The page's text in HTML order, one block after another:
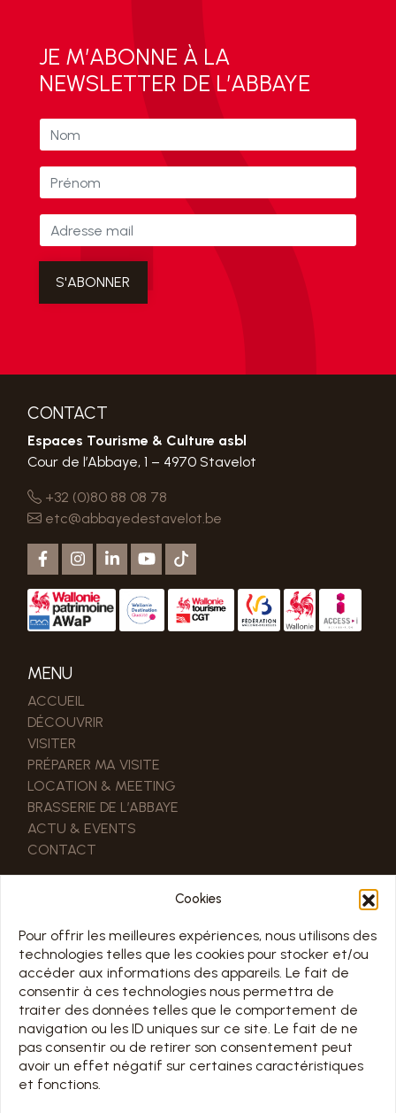
Cookies
Pour offrir les meilleures expériences, nous utilisons des
technologies telles que les cookies pour stocker et/ou
accéder aux informations des appareils. Le fait de
consentir à ces technologies nous permettra de
traiter des données telles que le comportement de
navigation ou les ID uniques sur ce site. Le fait de ne
pas consentir ou de retirer son consentement peut
avoir un effet négatif sur certaines caractéristiques
et fonctions.
JE M’ABONNE À LA
NEWSLETTER DE L’ABBAYE
CONTACT
Espaces Tourisme & Culture asbl
Cour de l’Abbaye, 1 – 4970 Stavelot
+32 (0)80 88 08 78
etc@abbayedestavelot.be
MENU
ACCUEIL
DÉCOUVRIR
VISITER
PRÉPARER MA VISITE
LOCATION & MEETING
BRASSERIE DE L’ABBAYE
ACTU & EVENTS
CONTACT
ESPACE PRO & PRESSE
HORAIRE
TOUS LES JOURS 7/7 DE 10H À 18H
Jours d’ouverture sur le calendrier ci-dessous
Chargement en cours…